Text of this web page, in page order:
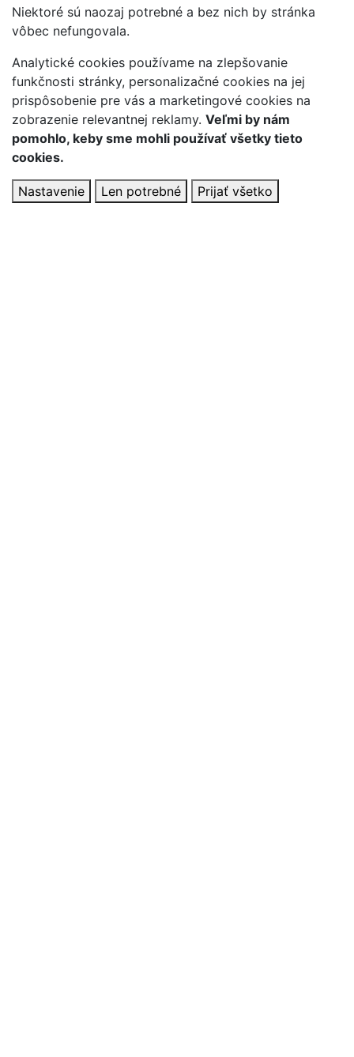
Niektoré sú naozaj potrebné a bez nich by stránka
vôbec nefungovala.
Analytické cookies používame na zlepšovanie
funkčnosti stránky, personalizačné cookies na jej
prispôsobenie pre vás a marketingové cookies na
zobrazenie relevantnej reklamy. Veľmi by nám
pomohlo, keby sme mohli používať všetky tieto
cookies.
Nastavenie Len potrebné Prijať všetko